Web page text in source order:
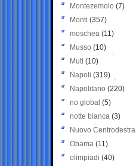
Montezemolo (7)
Monti (357)
moschea (11)
Musso (10)
Muti (10)
Napoli (319)
Napolitano (220)
no global (5)
notte bianca (3)
Nuovo Centrodestra
Obama (11)
olimpiadi (40)